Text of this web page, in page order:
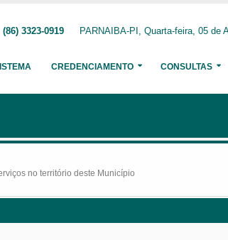
(86) 3323-0919 PARNAIBA-PI, Quarta-feira, 05 de
CREDENCIAMENTO CONSULTAS
no território deste Município